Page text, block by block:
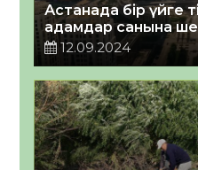
Астанада бір үйге
адамдар санына
12.09.2024